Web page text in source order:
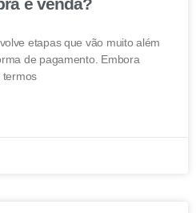
Maria Lúcia Pizzotti, Data
30ª Câmara de Direito
24/07/2016)
etapas que vão muito além
de pagamento. Embora
termos